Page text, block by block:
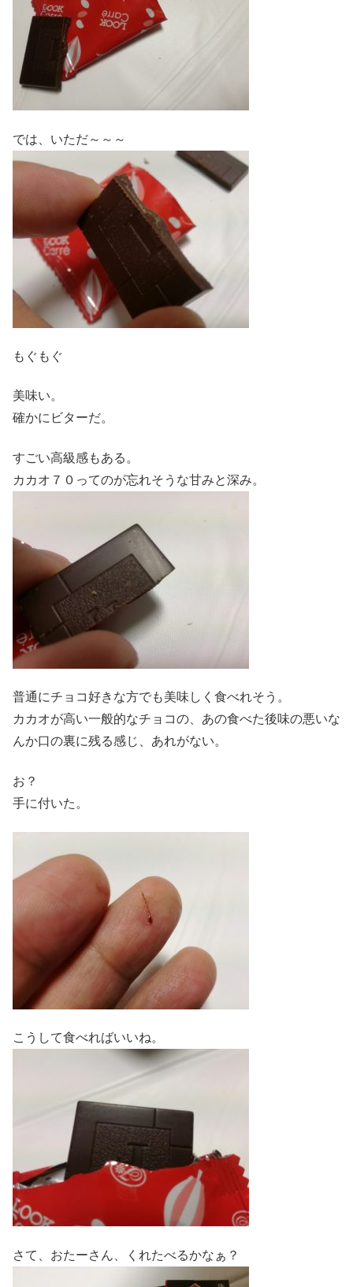
では、いただ～～～
もぐもぐ
美味い。
確かにビターだ。
すごい高級感もある。
カカオ７０ってのが忘れそうな甘みと深み。
普通にチョコ好きな方でも美味しく食べれそう。
カカオが高い一般的なチョコの、あの食べた後味の悪いな
んか口の裏に残る感じ、あれがない。
お？
手に付いた。
こうして食べればいいね。
さて、おたーさん、くれたべるかなぁ？